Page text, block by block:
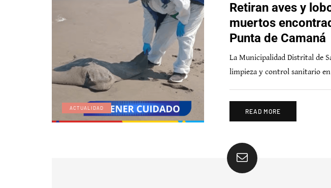
ACTUALIDAD
Retiran aves y
muertos
Punta de Camaná
La Municipalidad Distrital de
limpieza y control sanitario
READ MORE